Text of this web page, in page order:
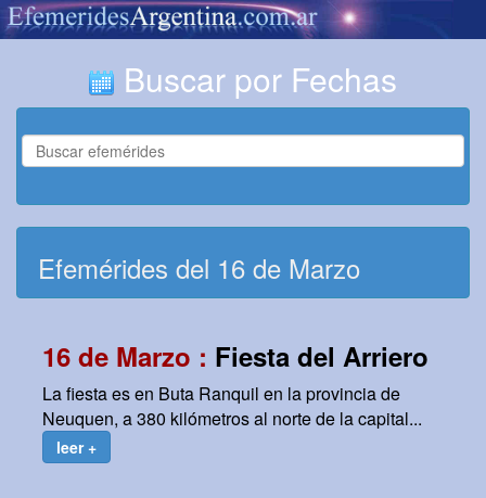
Buscar por Fechas
Efemérides del 16 de Marzo
16 de Marzo : Fiesta del Arriero
La fiesta es en Buta Ranquil en la provincia de
Neuquen, a 380 kilómetros al norte de la capital...
leer +